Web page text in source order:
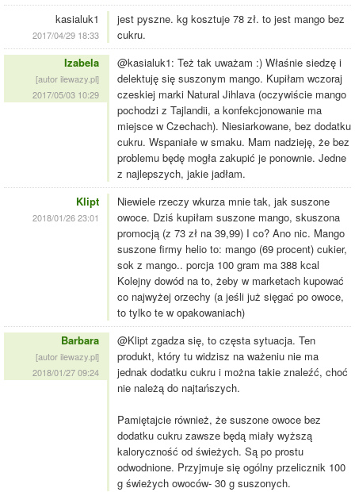
kasialuk1
2017/04/29 18:33
jest pyszne. kg kosztuje 78 zł. to jest mango bez
cukru.
Izabela
[autor ilewazy.pl]
2017/05/03 10:29
@kasialuk1: Też tak uważam :) Właśnie siedzę i
delektuję się suszonym mango. Kupiłam wczoraj
czeskiej marki Natural Jihlava (oczywiście mango
pochodzi z Tajlandii, a konfekcjonowanie ma
miejsce w Czechach). Niesiarkowane, bez dodatku
cukru. Wspaniałe w smaku. Mam nadzieję, że bez
problemu będę mogła zakupić je ponownie. Jedne
z najlepszych, jakie jadłam.
Klipt
2018/01/26 23:01
Niewiele rzeczy wkurza mnie tak, jak suszone
owoce. Dziś kupiłam suszone mango, skuszona
promocją (z 73 zł na 39,99) I co? Ano nic. Mango
suszone firmy helio to: mango (69 procent) cukier,
sok z mango.. porcja 100 gram ma 388 kcal
Kolejny dowód na to, żeby w marketach kupować
co najwyżej orzechy (a jeśli już sięgać po owoce,
to tylko te w opakowaniach)
Barbara
[autor ilewazy.pl]
2018/01/27 09:24
@Klipt zgadza się, to częsta sytuacja. Ten
produkt, który tu widzisz na ważeniu nie ma
jednak dodatku cukru i można takie znaleźć, choć
nie należą do najtańszych.
Pamiętajcie również, że suszone owoce bez
dodatku cukru zawsze będą miały wyższą
kaloryczność od świeżych. Są po prostu
odwodnione. Przyjmuje się ogólny przelicznik 100
g świeżych owoców- 30 g suszonych.